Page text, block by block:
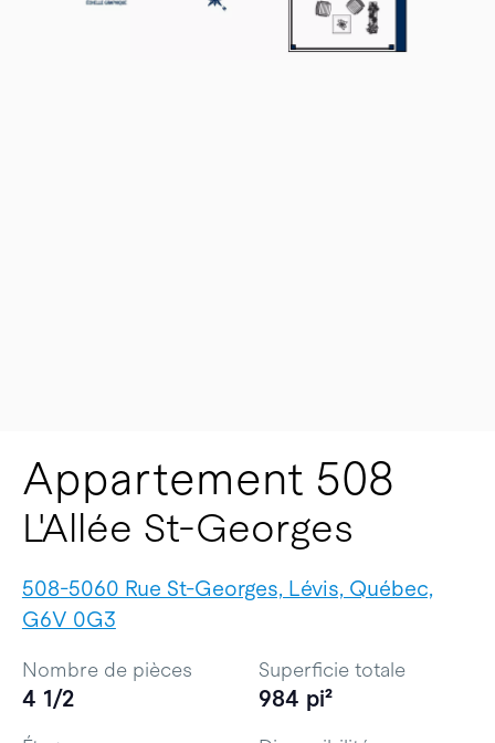
Appartement 508
L'Allée St-Georges
508-5060 Rue St-Georges, Lévis, Québec,
G6V 0G3
Nombre de pièces
4 1/2
Superficie totale
984 pi²